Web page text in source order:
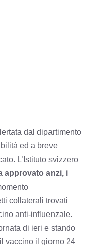
dal dipartimento
ed a breve
L’Istituto svizzero
approvato anzi, i
collaterali trovati
anti-influenzale.
di ieri e stando
vaccino il giorno 24